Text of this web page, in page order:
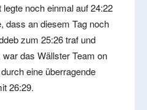
noch einmal auf 24:22
dass an diesem Tag noch
zum 25:26 traf und
das Wällster Team on
eine überragende
26:29.